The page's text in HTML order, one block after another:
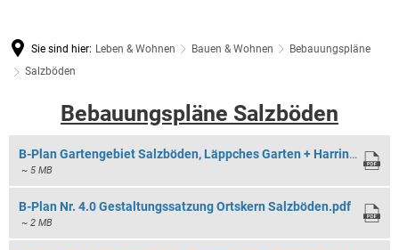
Sie sind hier: Leben & Wohnen Bauen & Wohnen
Bebauungspläne
Salzböden
SalzbödenBebauungspläne Salzböden
B-Plan Gartengebiet Salzböden, Läppches Garten + Harringer Garten - Rechtskraft 19.04.1996.pdf
~ 5 MB
B-Plan Nr. 4.0 Gestaltungssatzung Ortskern Salzböden.pdf
~ 2 MB